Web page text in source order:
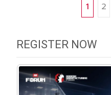
1 2
REGISTER NOW